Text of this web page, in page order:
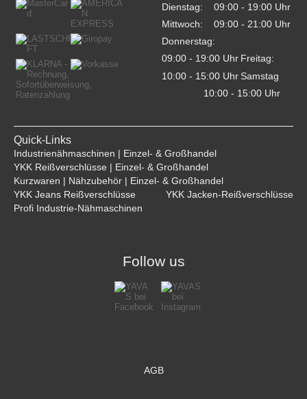
Dienstag:
Mittwoch:
Donnerstag:
09:00 - 19:00 Uhr
Freitag:
10:00 - 15:00 Uhr
Samstag
10:00 - 15:00 Uhr
Quick-Links
Industrienähmaschinen | Einzel- & Großhandel
YKK Reißverschlüsse | Einzel- & Großhandel
Kurzwaren | Nähzubehör | Einzel- & Großhandel
YKK Jeans Reißverschlüsse
YKK Jacken-Reißverschlüsse
Profi Industrie-Nähmaschinen
Follow us
AGB